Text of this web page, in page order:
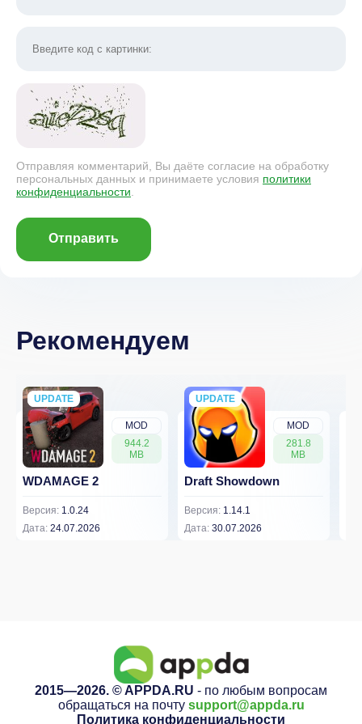
Отправляя комментарий, Вы даёте согласие на обработку
персональных данных и принимаете условия политики
конфиденциальности
Отправить
Рекомендуем
MOD
944.2
MB
UPDATE
NEW
WDAMAGE 2
Версия: 1.0.24
Дата: 24.07.2026
MOD
281.8
MB
UPDATE
NEW
Draft Showdown
Версия: 1.14.1
Дата: 30.07.2026
2015—2026. © APPDA.RU - по любым вопросам
обращаться на почту support@appda.ru
Политика конфиденциальности